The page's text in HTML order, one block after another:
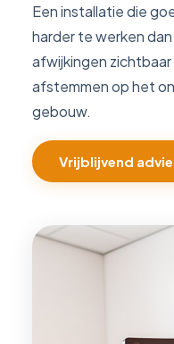
Een installatie die
harder te werken
afwijkingen
afstemmen op het
gebouw.
Vrijblijvend